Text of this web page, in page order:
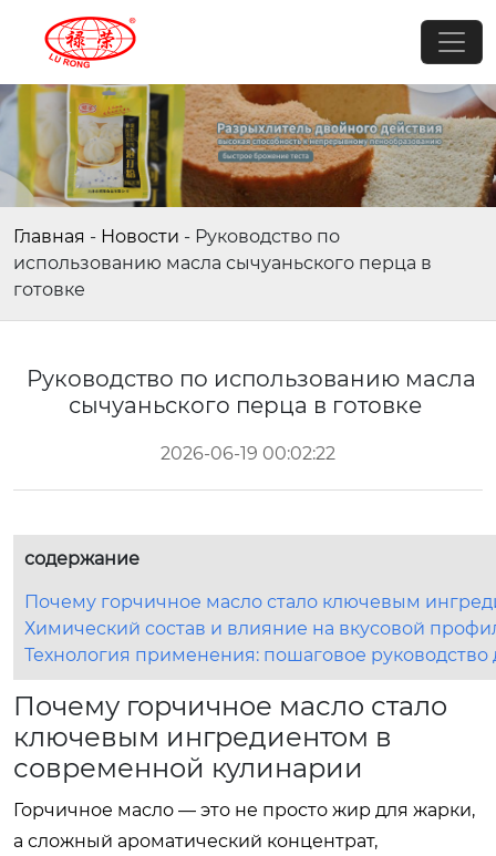
Главная - Новости - Руководство по
использованию масла сычуаньского перца в
готовке
Руководство по использованию масла
сычуаньского перца в готовке
2026-06-19 00:02:22
содержание
Почему горчичное масло стало ключевым
Химический состав и влияние на вкусовой
Технология применения: пошаговое
Почему горчичное масло стало
ключевым ингредиентом в
современной кулинарии
Горчичное масло — это не просто жир для жарки,
а сложный ароматический концентрат,